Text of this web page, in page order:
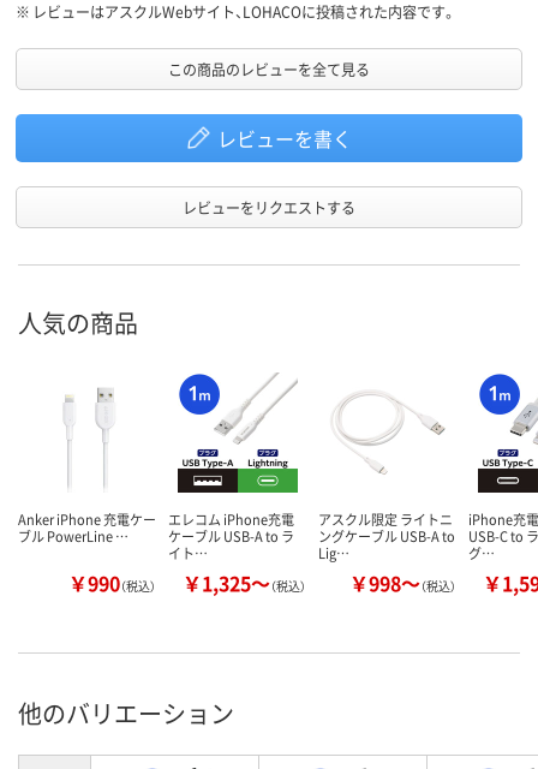
※ レビューはアスクルWebサイト、LOHACOに投稿された内容です。
この商品のレビューを全て見る
レビューを書く
レビューをリクエストする
人気の商品
Anker iPhone 充電ケー
ブル PowerLine …
￥990（税込）
エレコム iPhone充電
ケーブル USB-A to ラ
イト…
￥1,325～（税込）
アスクル限定 ライトニ
ングケーブル USB-A to
Lig…
￥998～（税込）
iPhone充
USB-C to
グ…
￥
他のバリエーション